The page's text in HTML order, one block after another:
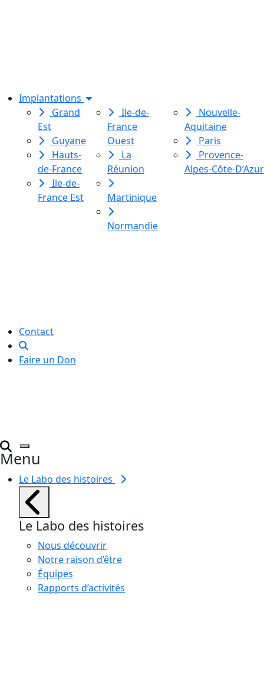
Implantations
Grand
Est
Guyane
Hauts-
de-France
Ile-de-
France Est
Ile-de-
France
Ouest
La
Réunion
Martinique
Normandie
Nouvelle-
Aquitaine
Paris
Provence-
Alpes-Côte-D’Azur
Contact
Faire un Don
Menu
Le Labo des histoires
Le Labo des histoires
Nous découvrir
Notre raison d’être
Équipes
Rapports d’activités